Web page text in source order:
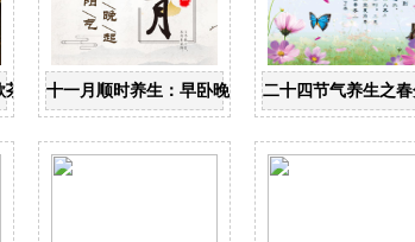
茶饮辩证用十一月顺时养生：早卧晚起，保护阳气二十四节气养生之春